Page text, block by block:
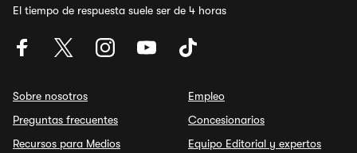
El tiempo de respuesta suele ser de 4 horas
Sobre nosotros
Preguntas frecuentes
Recursos para Medios
Empleo
Concesionarios
Equipo Editorial y expertos